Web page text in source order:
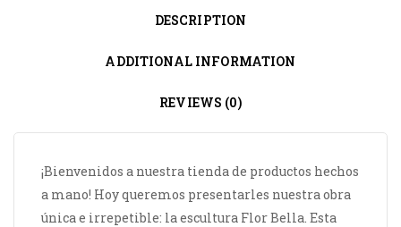
DESCRIPTION
ADDITIONAL INFORMATION
REVIEWS (0)
¡Bienvenidos a nuestra tienda de productos hechos
a mano! Hoy queremos presentarles nuestra obra
única e irrepetible: la escultura Flor Bella. Esta